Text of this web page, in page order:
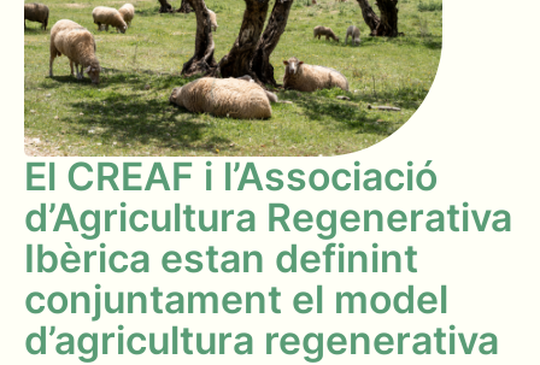
El CREAF i l’Associació
d’Agricultura Regenerativa
Ibèrica estan definint
conjuntament el model
d’agricultura regenerativa